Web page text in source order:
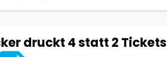
druckt 4 statt 2 Tickets